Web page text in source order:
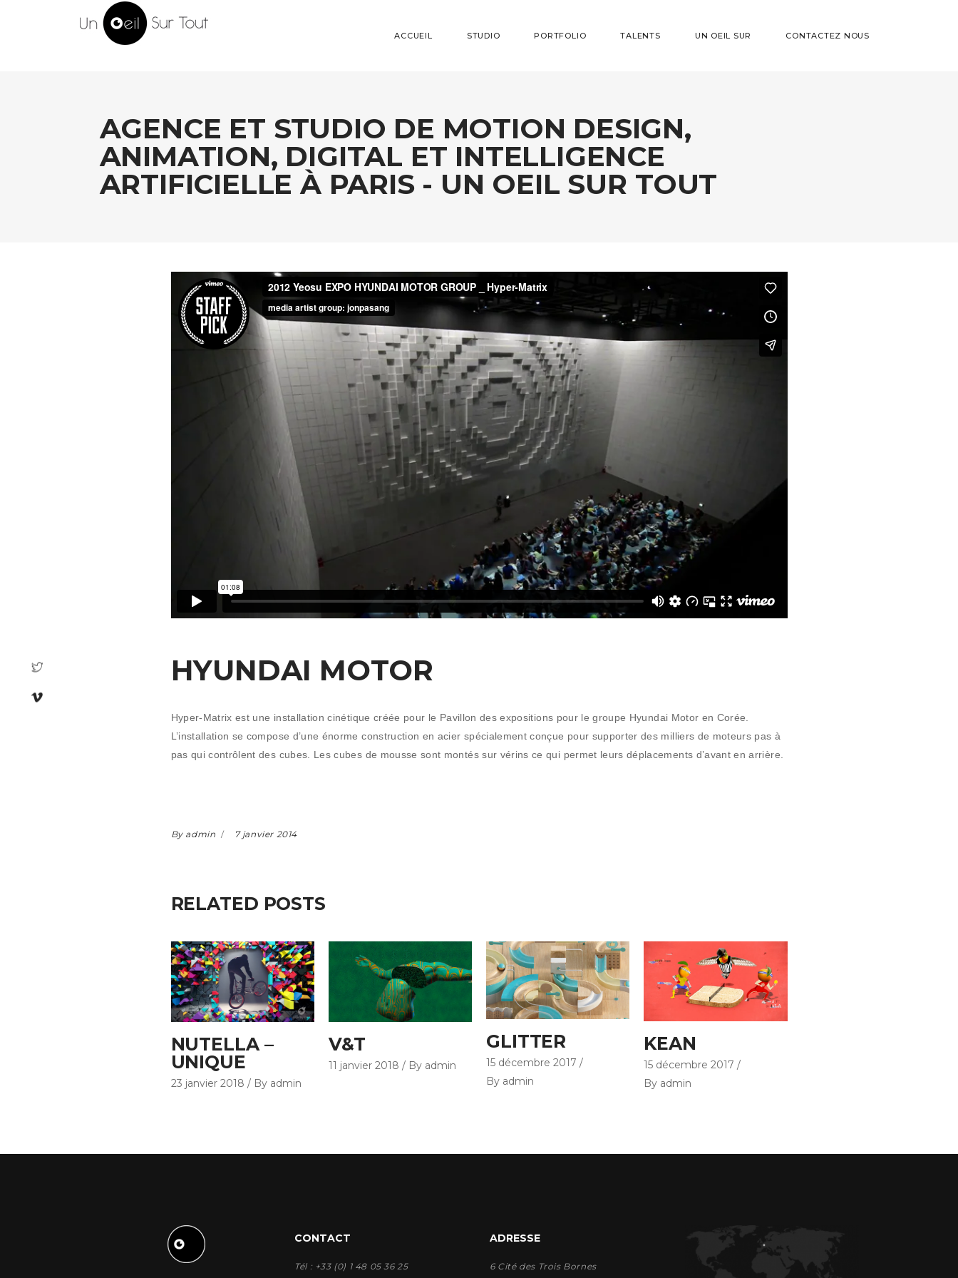
ACCUEIL STUDIO PORTFOLIO TALENTS UN OEIL SUR CONTACTEZ NOUS
AGENCE ET STUDIO DE MOTION DESIGN,
ANIMATION, DIGITAL ET INTELLIGENCE
ARTIFICIELLE À PARIS - UN OEIL SUR TOUT
HYUNDAI MOTOR
Hyper-Matrix est une installation cinétique créée pour le Pavillon des expositions pour le groupe Hyundai Motor en Corée.
L’installation se compose d’une énorme construction en acier spécialement conçue pour supporter des milliers de moteurs pas à
pas qui contrôlent des cubes. Les cubes de mousse sont montés sur vérins ce qui permet leurs déplacements d’avant en arrière.
By admin 7 janvier 2014
RELATED POSTS
NUTELLA –
UNIQUE
23 janvier 2018 By admin
V&T
11 janvier 2018 By admin
GLITTER
15 décembre 2017
By admin
KEAN
15 décembre 2017
By admin
CONTACT
Tél : +33 (0) 1 48 05 36 25
ADRESSE
6 Cité des Trois Bornes